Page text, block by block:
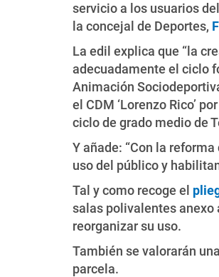
servicio a los usuarios
la concejal de Deportes,
La edil explica que “la
adecuadamente el ciclo
Animación
el CDM ‘Lorenzo Rico’
ciclo de grado medio de
Y añade: “Con la
uso del público y
Tal y como recoge el
salas polivalentes anexo
reorganizar su uso.
También se valorarán
parcela.